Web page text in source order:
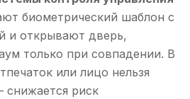
биометрический шаблон с
и открывают дверь,
только при совпадении. В
или лицо нельзя
снижается риск